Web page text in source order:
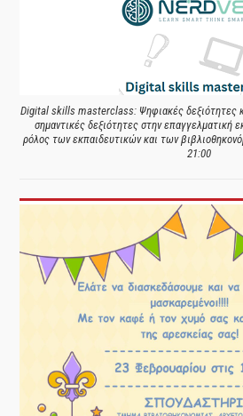
Digital skills masterclass: Ψηφιακές δεξιότητες
σημαντικές δεξιότητες στην επαγγελματική
ρόλος των εκπαιδευτικών και των
21:00